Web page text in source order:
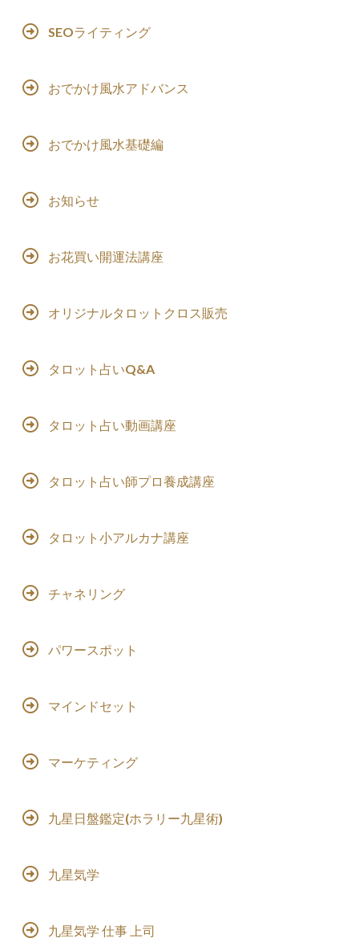
SEOライティング
おでかけ風水アドバンス
おでかけ風水基礎編
お知らせ
お花買い開運法講座
オリジナルタロットクロス販売
タロット占いQ&A
タロット占い動画講座
タロット占い師プロ養成講座
タロット小アルカナ講座
チャネリング
パワースポット
マインドセット
マーケティング
九星日盤鑑定(ホラリー九星術)
九星気学
九星気学 仕事 上司